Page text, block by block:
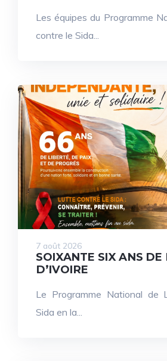
Les équipes du Programme
contre le Sida...
7 août 2026
SOIXANTE SIX ANS DE
D’IVOIRE
Le Programme National de
Sida en la...